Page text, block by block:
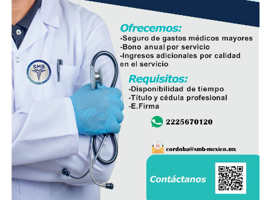
Con esta ampliación, las autoridades municipales buscan
fortalecer la infraestructura hidráulica en las
comunidades rurales y mejorar el acceso al agua potable
para cientos de familias que durante años enfrentaron
un servicio irregular.